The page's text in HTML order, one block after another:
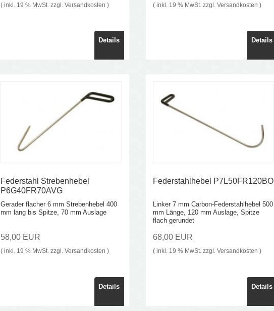
( inkl. 19 % MwSt. zzgl. Versandkosten )
Details
( inkl. 19 % MwSt. zzgl.Versandkosten )
Details
Federstahl Strebenhebel
P6G40FR70AVG
Gerader flacher 6 mm Strebenhebel 400
mm lang bis Spitze, 70 mm Auslage
58,00 EUR
( inkl. 19 % MwSt. zzgl. Versandkosten )
Details
Federstahlhebel P7L50FR120BO
Linker 7 mm Carbon-Federstahlhebel 500
mm Länge, 120 mm Auslage, Spitze
flach gerundet
68,00 EUR
( inkl. 19 % MwSt. zzgl.Versandkosten )
Details